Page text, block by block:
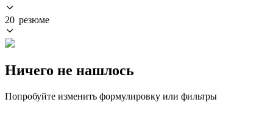
20 резюме
Ничего не нашлось
Попробуйте изменить формулировку или фильтры